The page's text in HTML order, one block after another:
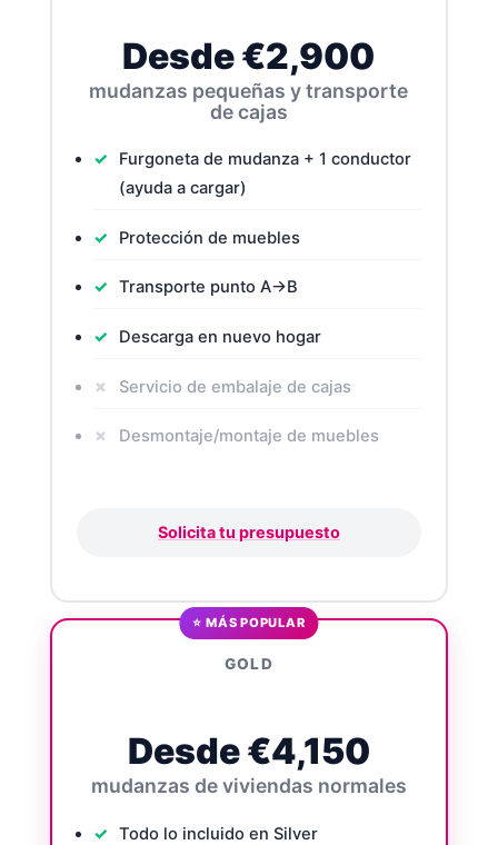
Desde €2,900
mudanzas pequeñas y transporte
de cajas
Furgoneta de mudanza + 1 conductor
(ayuda a cargar)
Protección de muebles
Transporte punto A→B
Descarga en nuevo hogar
Servicio de embalaje de cajas
Desmontaje/montaje de muebles
Solicita tu presupuesto
⭐ MÁS POPULAR
GOLD
Desde €4,150
mudanzas de viviendas normales
Todo lo incluido en Silver